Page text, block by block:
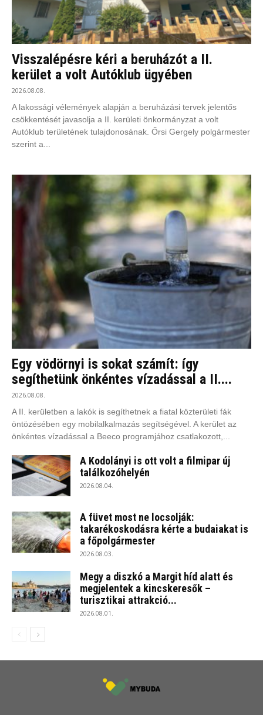
Visszalépésre kéri a beruházót a II.
kerület a volt Autóklub ügyében
2026.08.08.
A lakossági vélemények alapján a beruházási tervek jelentős
csökkentését javasolja a II. kerületi önkormányzat a volt
Autóklub területének tulajdonosának. Őrsi Gergely polgármester
szerint a...
Egy vödörnyi is sokat számít: így
segíthetünk önkéntes vízadással a II....
2026.08.08.
A II. kerületben a lakók is segíthetnek a fiatal közterületi fák
öntözésében egy mobilalkalmazás segítségével. A kerület az
önkéntes vízadással a Beeco programjához csatlakozott,...
A Kodolányi is ott volt a filmipar új
találkozóhelyén
2026.08.04.
A füvet most ne locsolják:
takarékoskodásra kérte a budaiakat is
a főpolgármester
2026.08.03.
Megy a diszkó a Margit híd alatt és
megjelentek a kincskeresők –
turisztikai attrakció...
2026.08.01.